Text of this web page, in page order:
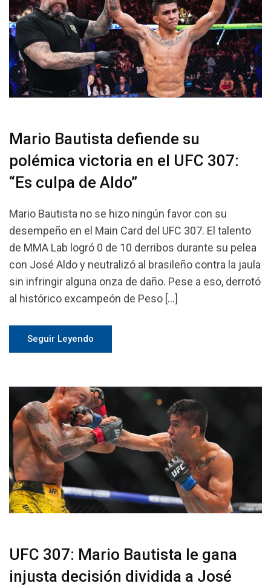
Mario Bautista defiende su
polémica victoria en el UFC 307:
“Es culpa de Aldo”
Mario Bautista no se hizo ningún favor con su
desempeño en el Main Card del UFC 307. El talento
de MMA Lab logró 0 de 10 derribos durante su pelea
con José Aldo y neutralizó al brasileño contra la jaula
sin infringir alguna onza de daño. Pese a eso, derrotó
al histórico excampeón de Peso […]
Seguir Leyendo
UFC 307: Mario Bautista le gana
injusta decisión dividida a José